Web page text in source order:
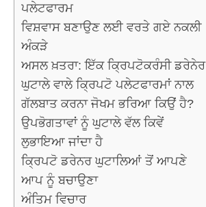
ਪਲੇਟਫਾਰਮ
ਵਿਸ਼ਵਾਸ ਬਣਾਉਣ ਲਈ ਵਰਤੇ ਗਏ ਨਕਲੀ
ਅੰਕੜੇ
ਅਸਲ ਖ਼ਤਰਾ: ਇੱਕ ਕ੍ਰਿਪਟੋਕਰੰਸੀ ਡਰੇਨੇਰ
ਘੁਟਾਲੇ ਵਾਲੇ ਕ੍ਰਿਪਟੋ ਪਲੇਟਫਾਰਮਾਂ ਨਾਲ
ਗੱਲਬਾਤ ਕਰਨਾ ਜੋਖਮ ਭਰਿਆ ਕਿਉਂ ਹੈ?
ਉਪਭੋਗਤਾਵਾਂ ਨੂੰ ਘੁਟਾਲੇ ਵੱਲ ਕਿਵੇਂ
ਲੁਭਾਇਆ ਜਾਂਦਾ ਹੈ
ਕ੍ਰਿਪਟੋ ਡਰੇਨਰ ਘੁਟਾਲਿਆਂ ਤੋਂ ਆਪਣੇ
ਆਪ ਨੂੰ ਬਚਾਉਣਾ
ਅੰਤਿਮ ਵਿਚਾਰ